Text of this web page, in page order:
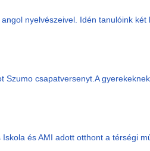
nyelvészeivel. Idén tanulóink két
csapatversenyt.A
és AMI adott otthont a térségi